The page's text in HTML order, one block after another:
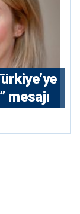
mesajı